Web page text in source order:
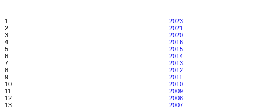
1
2023
2
2021
3
2020
4
2016
5
2015
6
2014
7
2013
8
2012
9
2011
10
2010
11
2009
12
2008
13
2007